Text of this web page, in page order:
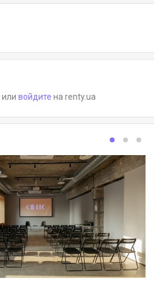
или войдите на renty.ua